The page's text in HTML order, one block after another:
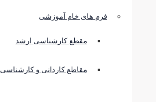
فرم های خام آموزشی
مقطع کارشناسی ارشد
مقاطع کاردانی و کارشناسی